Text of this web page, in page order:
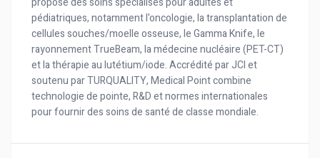
pédiatriques, notamment l'oncologie, la transplantation de
cellules souches/moelle osseuse, le Gamma Knife, le
rayonnement TrueBeam, la médecine nucléaire (PET-CT)
et la thérapie au lutétium/iode. Accrédité par JCI et
soutenu par TURQUALITY, Medical Point combine
technologie de pointe, R&D et normes internationales
pour fournir des soins de santé de classe mondiale.